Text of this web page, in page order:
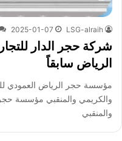
LSG-alraih
2025-01-07
شركة حجر الدار
الرياض سابقاً
مؤسسة حجر الرياض العمودي
والكريمي والمنقبي مؤسسة
والمنقبي